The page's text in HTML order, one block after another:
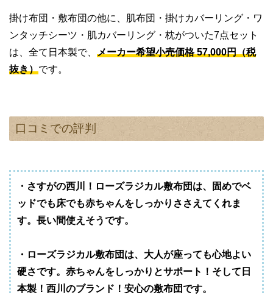
掛け布団・敷布団の他に、肌布団・掛けカバーリング・ワ
ンタッチシーツ・肌カバーリング・枕がついた7点セット
は、全て日本製で、 メーカー希望小売価格 57,000円（税
抜き）です。
口コミでの評判
・さすがの西川！ローズラジカル敷布団は、固めでベ
ッドでも床でも赤ちゃんをしっかりささえてくれま
す。長い間使えそうです。
・ローズラジカル敷布団は、大人が座っても心地よい
硬さです。赤ちゃんをしっかりとサポート！そして日
本製！西川のブランド！安心の敷布団です。